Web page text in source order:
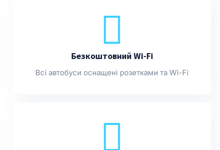
Безкоштовний Wi-Fi
Всі автобуси оснащені розетками та Wi-Fi